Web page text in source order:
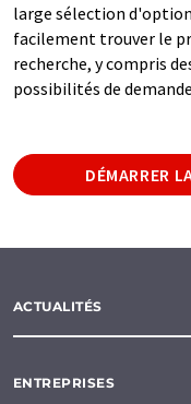
large sélection
facilement trouver le
recherche, y compris
possibilités de
DÉMARRER
ACTUALITÉS
ENTREPRISES